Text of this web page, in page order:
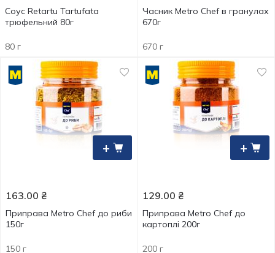
Соус Retartu Tartufata
трюфельний 80г
80 г
Часник Metro Chef в гранулах
670г
670 г
+
163.00 ₴
Приправа Metro Chef до риби
150г
150 г
+
129.00 ₴
Приправа Metro Chef до
картоплі 200г
200 г